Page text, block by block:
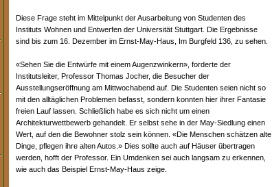
Diese Frage steht im Mittelpunkt der Ausarbeitung von Studenten des
Instituts Wohnen und Entwerfen der Universität Stuttgart. Die Ergebnisse
sind bis zum 16. Dezember im Ernst-May-Haus, Im Burgfeld 136, zu sehen.
«Sehen Sie die Entwürfe mit einem Augenzwinkern», forderte der
Institutsleiter, Professor Thomas Jocher, die Besucher der
Ausstellungseröffnung am Mittwochabend auf. Die Studenten seien nicht so
mit den alltäglichen Problemen befasst, sondern konnten hier ihrer Fantasie
freien Lauf lassen. Schließlich habe es sich nicht um einen
Architekturwettbewerb gehandelt. Er selbst sehe in der May-Siedlung einen
Wert, auf den die Bewohner stolz sein können. «Die Menschen schätzen alte
Dinge, pflegen ihre alten Autos.» Dies sollte auch auf Häuser übertragen
werden, hofft der Professor. Ein Umdenken sei auch langsam zu erkennen,
wie auch das Beispiel Ernst-May-Haus zeige.